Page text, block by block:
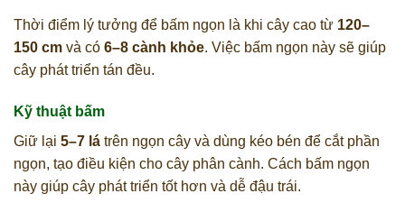
Thời điểm lý tưởng để bấm ngọn là khi cây cao từ 120–
150 cm và có 6–8 cành khỏe. Việc bấm ngọn này sẽ giúp
cây phát triển tán đều.
Kỹ thuật bấm
Giữ lại 5–7 lá trên ngọn cây và dùng kéo bén để cắt phần
ngọn, tạo điều kiện cho cây phân cành. Cách bấm ngọn
này giúp cây phát triển tốt hơn và dễ đậu trái.